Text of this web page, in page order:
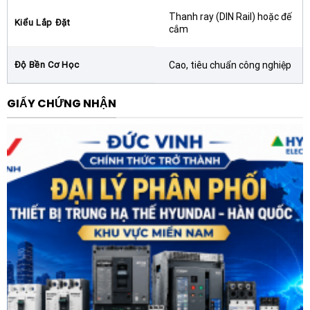
cháy, cách điện tuyệt đối, bảo vệ an toàn cho người
vận hành và hệ thống điện. Các tiếp điểm bằng hợp
mòn.
Dễ dàng lắp đặt và bảo trì:
tiêu chuẩn giúp việc thay thế hoặc bảo trì định kỳ
trở nên đơn giản, không cần tháo rời toàn bộ hệ
thống dây điện.
Lợi ích khi sử dụng sản phẩm
Sử dụng Rơ le trung gian CHINT NXRC-22/Z 506929
nguồn 220V DC 2NO + 2NC chuẩn mang lại nhiều giá trị
thực tế cho hệ thống điện công nghiệp. Đầu tiên là khả
năng cách ly điện giữa mạch điều khiển yếu và mạch
lực công suất lớn, giúp bảo vệ các thiết bị nhạy cảm
như PLC hay vi mạch xử lý. Thứ hai, nhờ độ tin cậy cao
của thương hiệu CHINT, hệ thống sẽ giảm thiểu tối đa
Kiểu Lắp Đặt
Thanh ray (DIN Rail) hoặc đế
cắm
Độ Bền Cơ Học Cao, tiêu chuẩn công nghiệp
GIẤY CHỨNG NHẬN